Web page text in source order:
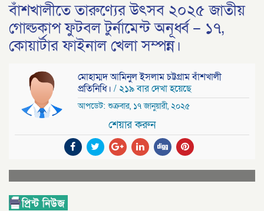
বাঁশখালীতে তারুণ্যের উৎসব ২০২৫ জাতীয়
গোল্ডকাপ ফুটবল টুর্নামেন্ট অনূর্ধ্ব – ১৭,
কোয়ার্টার ফাইনাল খেলা সম্পন্ন।
মোহাম্মদ আমিনুল ইসলাম চট্টগ্রাম বাঁশখালী
প্রতিনিধি। / ২১৯ বার দেখা হয়েছে
আপডেট: শুক্রবার, ১৭ জানুয়ারী, ২০২৫
শেয়ার করুন